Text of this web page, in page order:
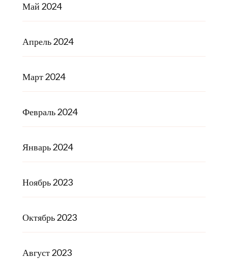
Май 2024
Апрель 2024
Март 2024
Февраль 2024
Январь 2024
Ноябрь 2023
Октябрь 2023
Август 2023